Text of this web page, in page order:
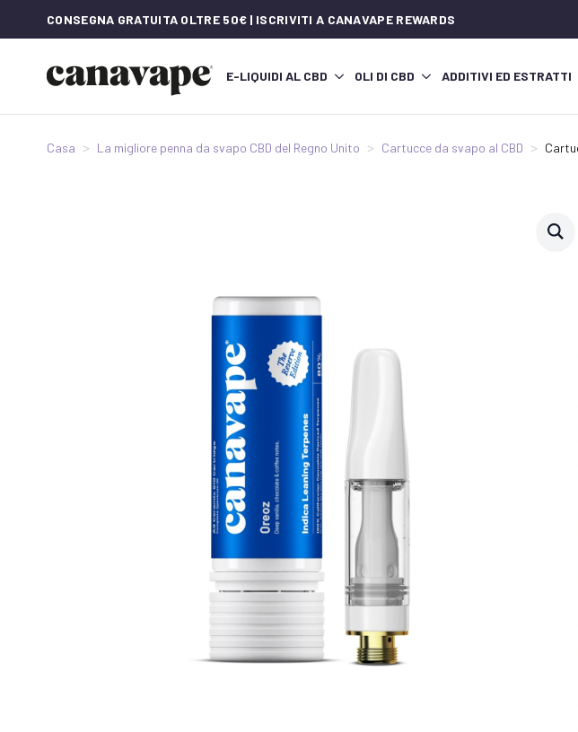
CONSEGNA GRATUITA OLTRE 50€ | ISCRIVITI A CANAVAPE REWARDS
E-LIQUIDI AL CBD OLI DI CBD ADDITIVI ED ESTRATTI
Casa La migliore penna da svapo CBD del Regno Unito Cartucce da svapo al CBD